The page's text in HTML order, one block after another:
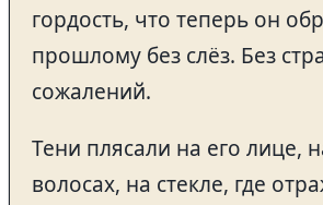
гордость, что теперь он
прошлому без слёз. Без
сожалений.
Тени плясали на его лице,
волосах, на стекле, где